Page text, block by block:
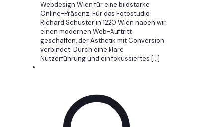
Webdesign Wien für eine bildstarke
Online-Präsenz. Für das Fotostudio
Richard Schuster in 1220 Wien haben wir
einen modernen Web-Auftritt
geschaffen, der Ästhetik mit Conversion
verbindet. Durch eine klare
Nutzerführung und ein fokussiertes […]